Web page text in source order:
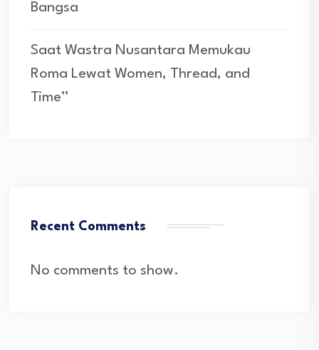
Bangsa
Saat Wastra Nusantara Memukau
Roma Lewat Women, Thread, and
Time”
Recent Comments
No comments to show.